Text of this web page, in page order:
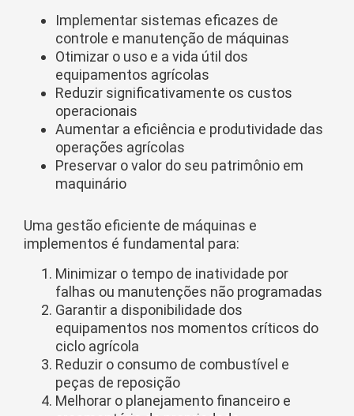
Implementar sistemas eficazes de
controle e manutenção de máquinas
Otimizar o uso e a vida útil dos
equipamentos agrícolas
Reduzir significativamente os custos
operacionais
Aumentar a eficiência e produtividade das
operações agrícolas
Preservar o valor do seu patrimônio em
maquinário
Uma gestão eficiente de máquinas e
implementos é fundamental para:
Minimizar o tempo de inatividade por
falhas ou manutenções não programadas
Garantir a disponibilidade dos
equipamentos nos momentos críticos do
ciclo agrícola
Reduzir o consumo de combustível e
peças de reposição
Melhorar o planejamento financeiro e